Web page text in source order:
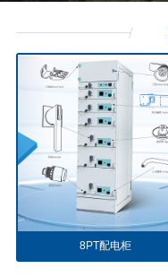
8PT配电柜